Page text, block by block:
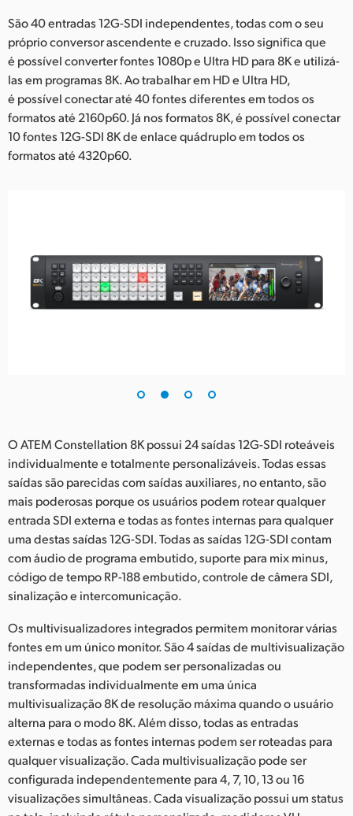
São 40 entradas 12G-SDI independentes, todas com o seu
próprio conversor ascendente e cruzado. Isso significa que
é possível converter fontes 1080p e Ultra HD para 8K e utilizá-
las em programas 8K. Ao trabalhar em HD e Ultra HD,
é possível conectar até 40 fontes diferentes em todos os
formatos até 2160p60. Já nos formatos 8K, é possível conectar
10 fontes 12G-SDI 8K de enlace quádruplo em todos os
formatos até 4320p60.
O ATEM Constellation 8K possui 24 saídas 12G-SDI roteáveis
individualmente e totalmente personalizáveis. Todas essas
saídas são parecidas com saídas auxiliares, no entanto, são
mais poderosas porque os usuários podem rotear qualquer
entrada SDI externa e todas as fontes internas para qualquer
uma destas saídas 12G-SDI. Todas as saídas 12G-SDI contam
com áudio de programa embutido, suporte para mix minus,
código de tempo RP-188 embutido, controle de câmera SDI,
sinalização e intercomunicação.
Os multivisualizadores integrados permitem monitorar várias
fontes em um único monitor. São 4 saídas de multivisualização
independentes, que podem ser personalizadas ou
transformadas individualmente em uma única
multivisualização 8K de resolução máxima quando o usuário
alterna para o modo 8K. Além disso, todas as entradas
externas e todas as fontes internas podem ser roteadas para
qualquer visualização. Cada multivisualização pode ser
configurada independentemente para 4, 7, 10, 13 ou 16
visualizações simultâneas. Cada visualização possui um status